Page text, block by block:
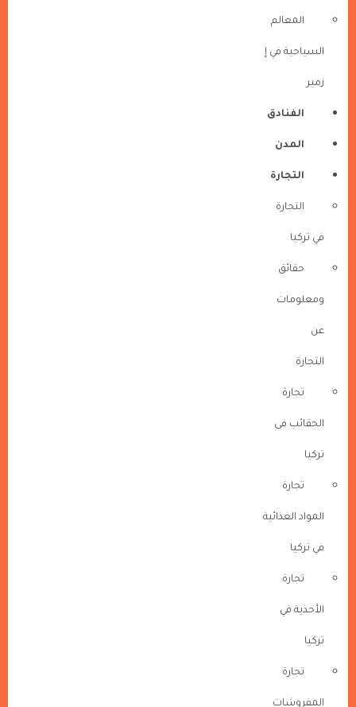
المعالم
السياحية في إ
زمير
الفنادق
المدن
التجارة
التجارة
في تركيا
حقائق
ومعلومات
عن
التجارة
تجارة
الحقائب فى
تركيا
تجارة
المواد الغذائية
في تركيا
تجارة
الأحذية في
تركيا
تجارة
المفروشات